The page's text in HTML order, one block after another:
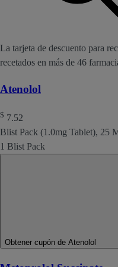
La tarjeta de descuento para
recetados en más de 46
Atenolol
$ 7.52
Blist Pack (1.0mg Tablet), 25
1 Blist Pack
Obtener cupón de Atenolol